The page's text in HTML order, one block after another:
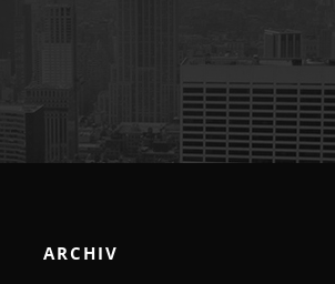
ARCHIV